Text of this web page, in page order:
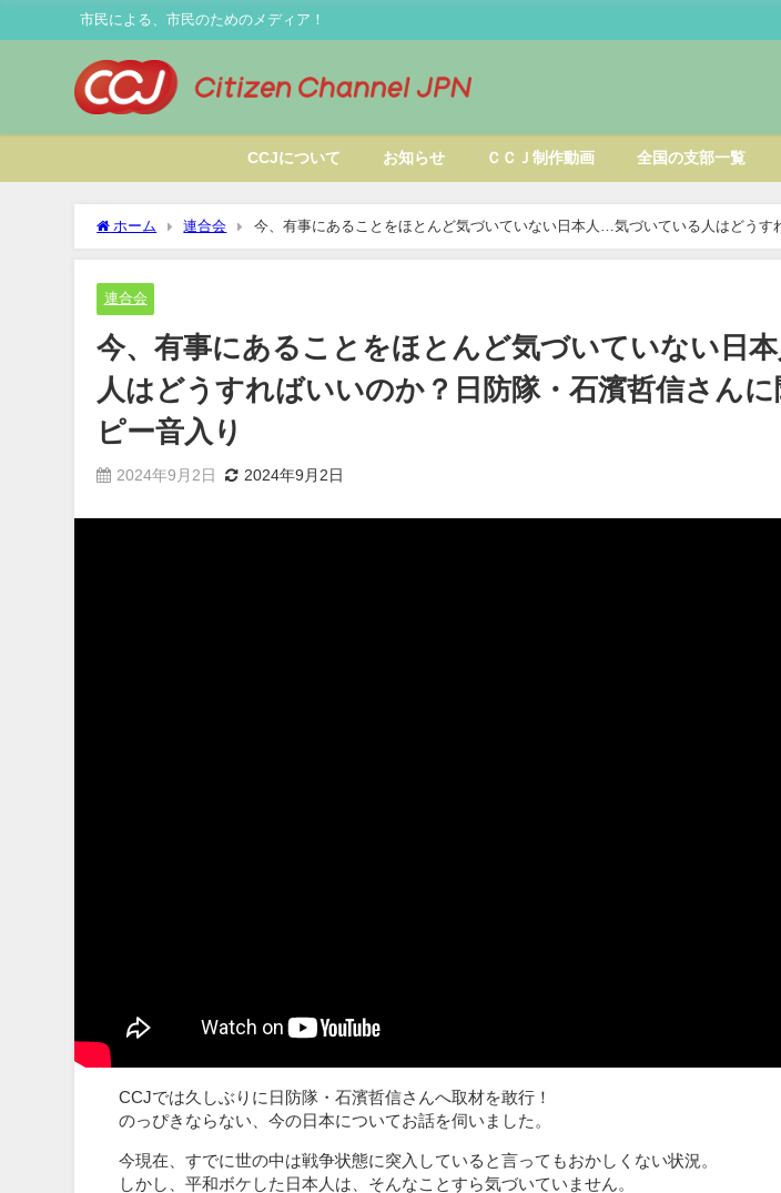
市民による、市民のためのメディア！
CCJについて お知らせ ＣＣＪ制作動画 全国の支部一覧
ホーム 連合会
今、有事にあることをほとんど気づいていない日本人…気づいている人はどうす
に聞く※モザイク・ピー音入り
連合会
今、有事にあることをほとんど気づいていない日
人はどうすればいいのか？日防隊・石濱哲信さん
ピー音入り
2024年9月2日 2024年9月2日
CCJでは久しぶりに日防隊・石濱哲信さんへ取材を敢行！
のっぴきならない、今の日本についてお話を伺いました。
今現在、すでに世の中は戦争状態に突入していると言ってもおかしくない状況。
しかし、平和ボケした日本人は、そんなことすら気づいていません。